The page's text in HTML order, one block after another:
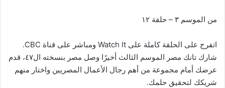
من الموسم ٣ – حلقة ١٢
اتفرج على الحلقة كاملة على Watch It ومباشر على قناة CBC.
شارك تانك مصر الموسم الثالث أخيرًا وصل مصر بنسخته ال٤٧، قدم
عرضك أمام مجموعة من أهم رجال الأعمال المصريين واختار منهم
شريكك لتحقيق حلمك.